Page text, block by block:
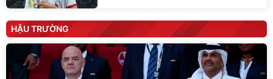
HẬU TRƯỜNG